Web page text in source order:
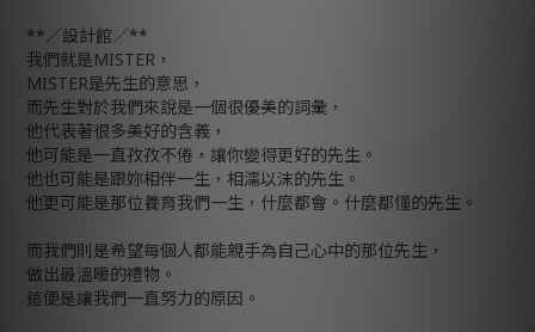
**／設計館／**
我們就是MISTER，
MISTER是先生的意思，
而先生對於我們來說是一個很優美的詞彙，
他代表著很多美好的含義，
他可能是一直孜孜不倦，讓你變得更好的先生。
他也可能是跟妳相伴一生，相濡以沫的先生。
他更可能是那位養育我們一生，什麼都會。什麼都懂的先生。
而我們則是希望每個人都能親手為自己心中的那位先生，
做出最溫暖的禮物。
這便是讓我們一直努力的原因。